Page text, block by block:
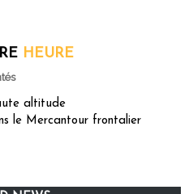
HEURE
altitude
le Mercantour frontalier